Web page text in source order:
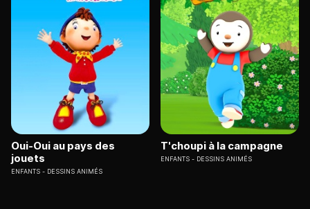
Oui-Oui au pays des
jouets
ENFANTS DESSINS ANIMÉS
T'choupi à la campagne
ENFANTS DESSINS ANIMÉS